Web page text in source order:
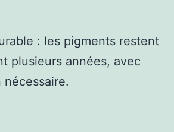
: les pigments restent
plusieurs années, avec
nécessaire.